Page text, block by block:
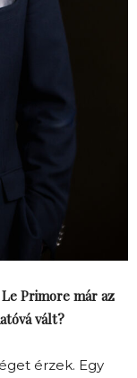
Primore már az
vált?
érzek. Egy